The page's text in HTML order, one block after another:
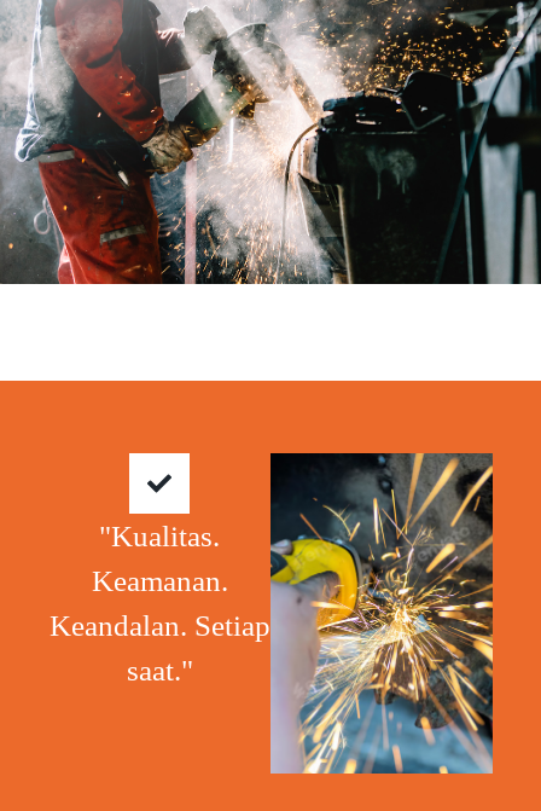
"Kualitas.
Keamanan.
Keandalan. Setiap
saat."